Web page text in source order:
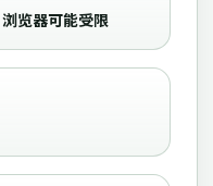
览器可能受限